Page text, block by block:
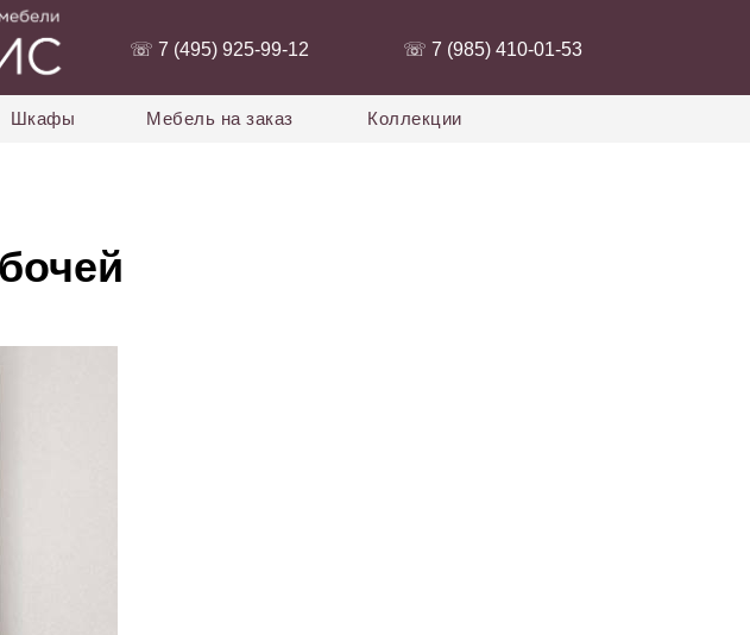
‭☏ 7 (495) 925-99-12‬
Шкафы Мебель на заказ Коллекции
‭☏ 7 (985) 410-01-53‬